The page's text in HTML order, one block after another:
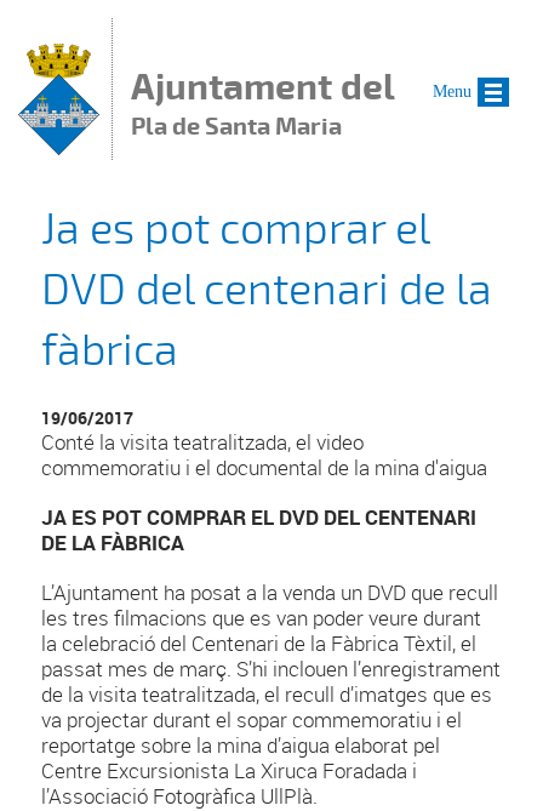
Ajuntament del
Pla de Santa Maria
Ja es pot comprar el
DVD del centenari de la
fàbrica
19/06/2017
Conté la visita teatralitzada, el video
commemoratiu i el documental de la mina d'aigua
JA ES POT COMPRAR EL DVD DEL CENTENARI
DE LA FÀBRICA
L’Ajuntament ha posat a la venda un DVD que recull
les tres filmacions que es van poder veure durant
la celebració del Centenari de la Fàbrica Tèxtil, el
passat mes de març. S’hi inclouen l’enregistrament
de la visita teatralitzada, el recull d’imatges que es
va projectar durant el sopar commemoratiu i el
reportatge sobre la mina d’aigua elaborat pel
Centre Excursionista La Xiruca Foradada i
l’Associació Fotogràfica UllPlà.
Menu